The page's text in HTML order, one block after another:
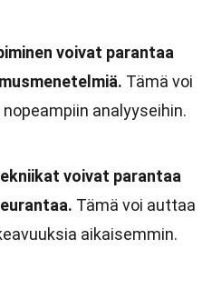
voivat parantaa
Tämä voi
analyyseihin.
voivat parantaa
Tämä voi auttaa
aikaisemmin.